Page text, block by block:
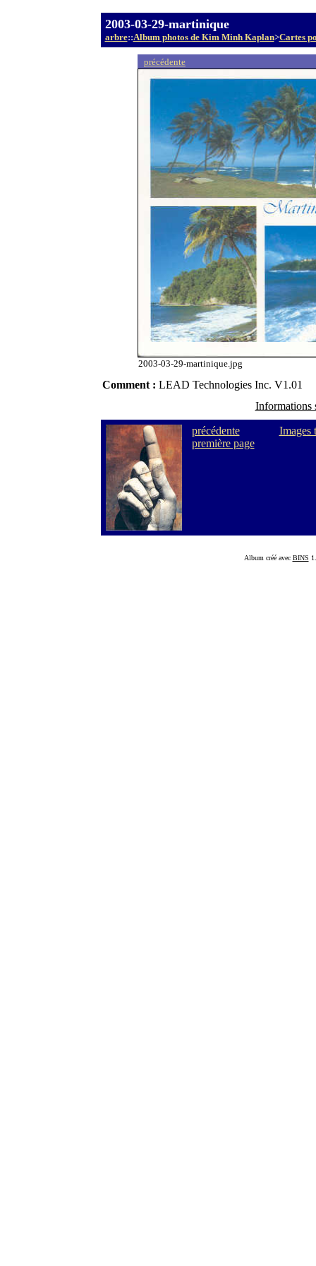
2003-03-29-martinique
arbre::Album photos de Kim Minh Kaplan>Cartes
précédente
2003-03-29-martinique.jpg
Comment : LEAD Technologies Inc. V1.01
Informations
précédente
première page
Images
Album créé avec BINS